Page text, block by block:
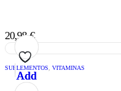
Add
Add
20,98 €
Add
SUPLEMENTOS VITAMINAS
Add
Add